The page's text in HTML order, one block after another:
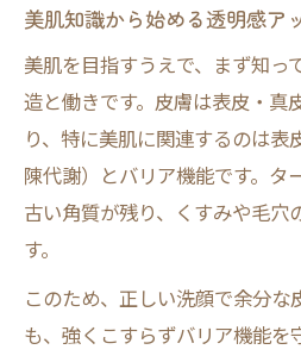
美肌のためにやめる
赤ちゃん肌を目指す
透明感を求めるなら美肌
美肌習慣で透明感あ
美肌知識を活かした
美肌になるには生活
食べ物で美肌を支え
美肌への近道は生活習慣
美肌知識から始める透明感ア
美肌を目指すうえで、まず知っ
造と働きです。皮膚は表皮・真
り、特に美肌に関連するのは表
陳代謝）とバリア機能です。タ
古い角質が残り、くすみや毛穴
す。
このため、正しい洗顔で余分な
も、強くこすらずバリア機能を